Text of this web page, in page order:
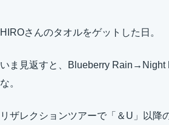
HIROさんのタオルをゲットした日。
いま見返すと、Blueberry Rain→Night
な。
リザレクションツアーで「＆U」以降